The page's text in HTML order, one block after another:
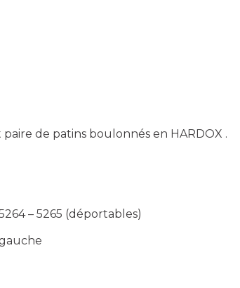
de patins boulonnés en HARDOX .
– 5265 (déportables)